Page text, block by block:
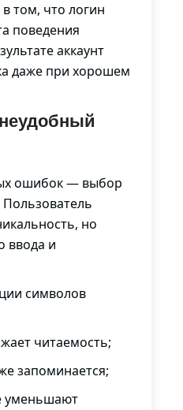
том, что логин
поведения
аккаунт
даже при хорошем
ошибок — выбор
но
ввода и
символов
читаемость;
запоминается;
уменьшают